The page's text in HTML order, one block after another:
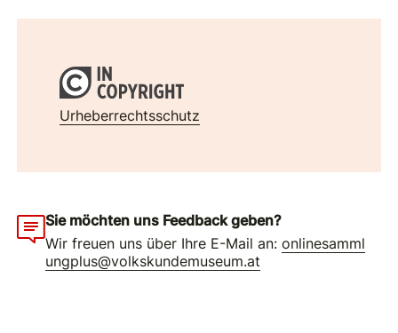
Urheberrechtsschutz
Sie möchten uns Feedback geben?
Wir freuen uns über Ihre E-Mail an:onlinesamml
ungplus@volkskundemuseum.at